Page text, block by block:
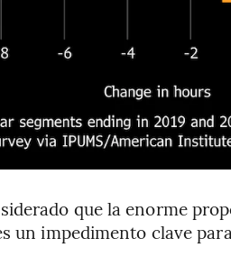
que la enorme
un impedimento clave